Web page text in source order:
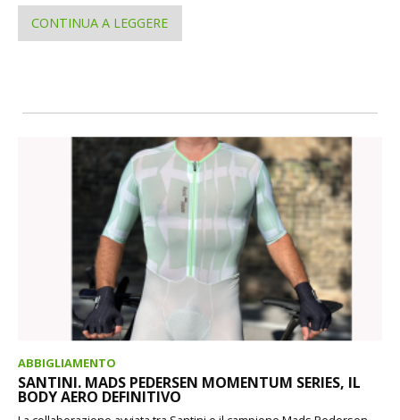
CONTINUA A LEGGERE
ABBIGLIAMENTO
SANTINI. MADS PEDERSEN MOMENTUM SERIES, IL
BODY AERO DEFINITIVO